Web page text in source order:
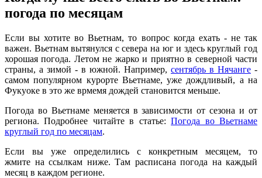
погода по месяцам
Если вы хотите во Вьетнам, то вопрос когда ехать - не так
важен. Вьетнам вытянулся с севера на юг и здесь круглый год
хорошая погода. Летом не жарко и приятно в северной части
страны, а зимой - в южной. Например, сентябрь в Нячанге -
самом популярном курорте Вьетнаме, уже дождливый, а на
Фукуоке в это же врмемя дождей становится меньше.
Погода во Вьетнаме меняется в зависимости от сезона и от
региона. Подробнее читайте в статье:Погода во Вьетнаме
круглый год по месяцам.
Если вы уже определились с конкретным месяцем, то
жмите на ссылкам ниже. Там расписана погода на каждый
месяц в каждом регионе.